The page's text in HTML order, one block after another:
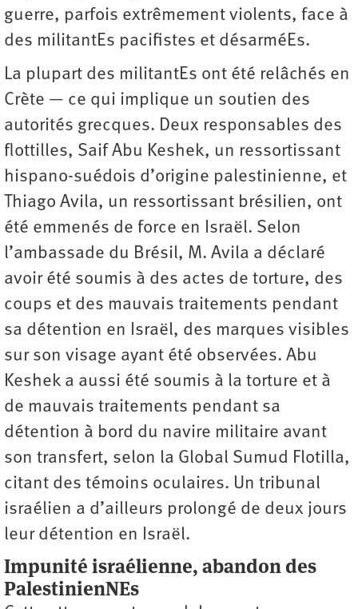
guerre, parfois extrêmement violents, face à
des ­militantEs pacifistes et désarméEs.
La plupart des militantEs ont été relâchés en
Crète — ce qui implique un soutien des
autorités grecques. Deux responsables des
flottilles, Saif Abu Keshek, un ressortissant
hispano-­suédois d’origine palestinienne, et
Thiago Avila, un ressortissant brésilien, ont
été emmenés de force en Israël. Selon
l’ambassade du Brésil, M. Avila a déclaré
avoir été soumis à des actes de torture, des
coups et des mauvais traitements pendant
sa détention en Israël, des marques visibles
sur son visage ayant été observées. Abu
Keshek a aussi été soumis à la torture et à
de mauvais traitements pendant sa
détention à bord du navire militaire avant
son transfert, selon la Global Sumud Flotilla,
citant des témoins oculaires. Un tribunal
israélien a d’ailleurs prolongé de deux jours
leur détention en Israël.
Impunité israélienne, abandon des
PalestinienNEs